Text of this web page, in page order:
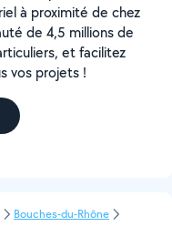
à proximité de chez
de 4,5 millions de
et facilitez
vos projets !
Bouches-du-Rhône